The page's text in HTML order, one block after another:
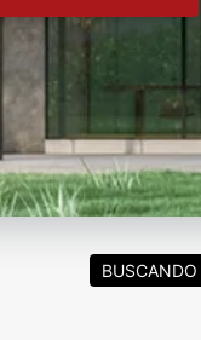
BUSCANDO